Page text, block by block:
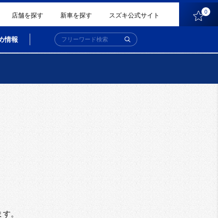
店舗を探す 新車を探す スズキ公式サイト 0
情報
す。